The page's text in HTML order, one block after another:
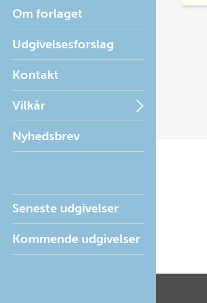
Om forlaget
Udgivelsesforslag
Kontakt
Vilkår
Nyhedsbrev
Seneste udgivelser
Kommende udgivelser